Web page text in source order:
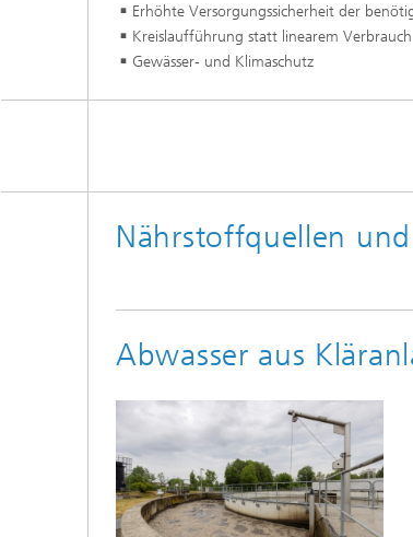
Erhöhte Versorgungssicherheit der
Kreislaufführung statt linearem Verbrauch
Gewässer- und Klimaschutz
Nährstoffquellen
Abwasser aus